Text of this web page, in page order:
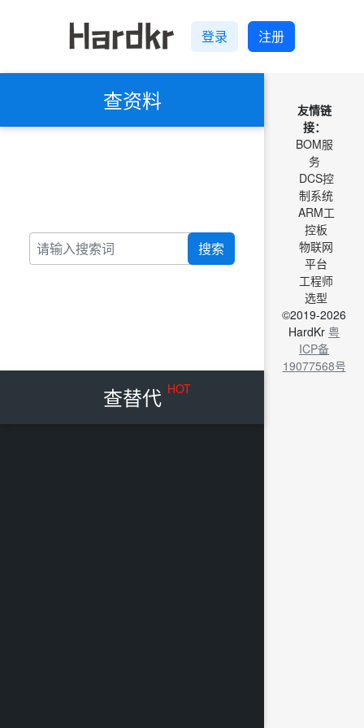
登录 注册
查资料
搜索
查替代 HOT
友情链
接：
BOM服
务
DCS控
制系统
ARM工
控板
物联网
平台
工程师
选型
©2019-2026
HardKr 粤
ICP备
19077568号